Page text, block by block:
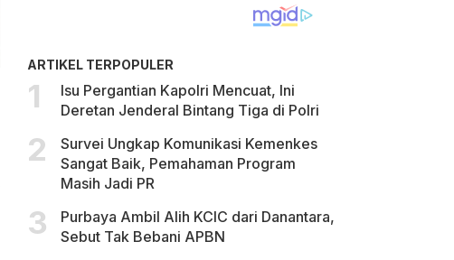
ARTIKEL TERPOPULER
Isu Pergantian Kapolri Mencuat, Ini
Deretan Jenderal Bintang Tiga di Polri
Survei Ungkap Komunikasi Kemenkes
Sangat Baik, Pemahaman Program
Masih Jadi PR
Purbaya Ambil Alih KCIC dari Danantara,
Sebut Tak Bebani APBN